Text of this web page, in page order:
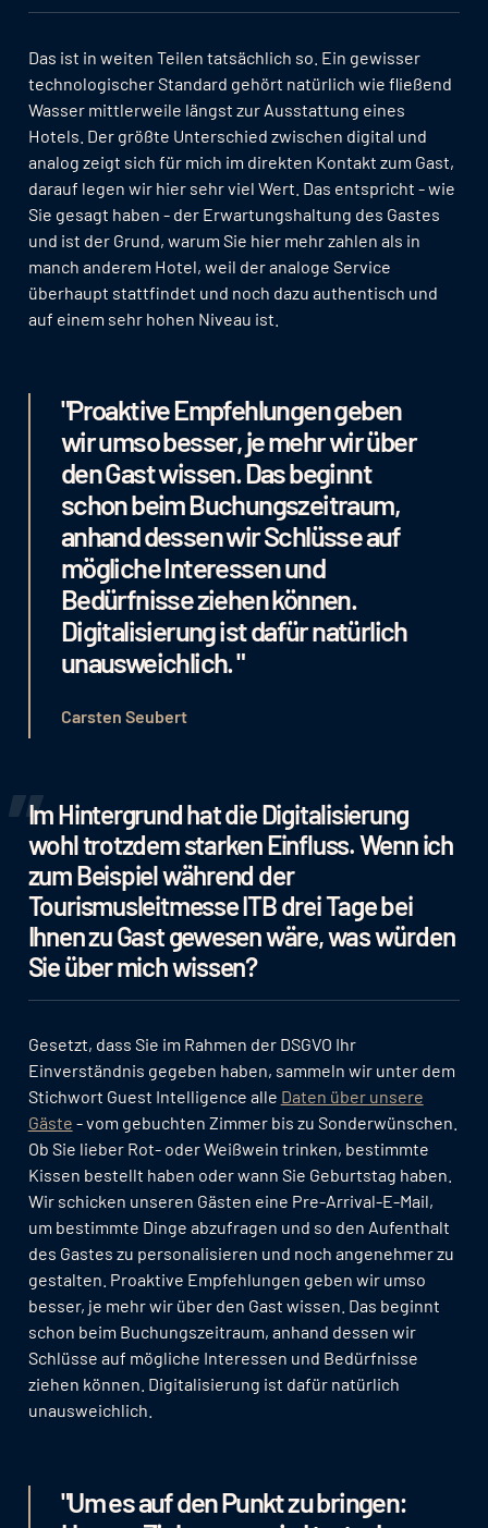
Das ist in weiten Teilen tatsächlich so. Ein gewisser
technologischer Standard gehört natürlich wie fließend
Wasser mittlerweile längst zur Ausstattung eines
Hotels. Der größte Unterschied zwischen digital und
analog zeigt sich für mich im direkten Kontakt zum Gast,
darauf legen wir hier sehr viel Wert. Das entspricht - wie
Sie gesagt haben - der Erwartungshaltung des Gastes
und ist der Grund, warum Sie hier mehr zahlen als in
manch anderem Hotel, weil der analoge Service
überhaupt stattfindet und noch dazu authentisch und
auf einem sehr hohen Niveau ist.
"Proaktive Empfehlungen geben
wir umso besser, je mehr wir über
den Gast wissen. Das beginnt
schon beim Buchungszeitraum,
anhand dessen wir Schlüsse auf
mögliche Interessen und
Bedürfnisse ziehen können.
Digitalisierung ist dafür natürlich
unausweichlich. "
Carsten Seubert
Im Hintergrund hat die Digitalisierung
wohl trotzdem starken Einfluss. Wenn ich
zum Beispiel während der
Tourismusleitmesse ITB drei Tage bei
Ihnen zu Gast gewesen wäre, was würden
Sie über mich wissen?
Gesetzt, dass Sie im Rahmen der DSGVO Ihr
Einverständnis gegeben haben, sammeln wir unter dem
Stichwort Guest Intelligence alle Daten über unsere
Gäste - vom gebuchten Zimmer bis zu Sonderwünschen.
Ob Sie lieber Rot- oder Weißwein trinken, bestimmte
Kissen bestellt haben oder wann Sie Geburtstag haben.
Wir schicken unseren Gästen eine Pre-Arrival-E-Mail,
um bestimmte Dinge abzufragen und so den Aufenthalt
des Gastes zu personalisieren und noch angenehmer zu
gestalten. Proaktive Empfehlungen geben wir umso
besser, je mehr wir über den Gast wissen. Das beginnt
schon beim Buchungszeitraum, anhand dessen wir
Schlüsse auf mögliche Interessen und Bedürfnisse
ziehen können. Digitalisierung ist dafür natürlich
unausweichlich.
"Um es auf den Punkt zu bringen: